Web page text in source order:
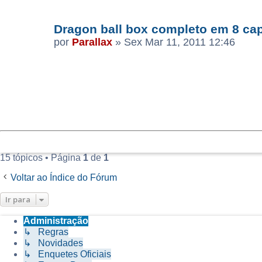
Dragon ball box completo em 8
por Parallax » Sex Mar 11, 2011 12:46
15 tópicos • Página1de1
Voltar ao Índice do Fórum
Ir para
Administração
↳ Regras
↳ Novidades
↳ Enquetes Oficiais